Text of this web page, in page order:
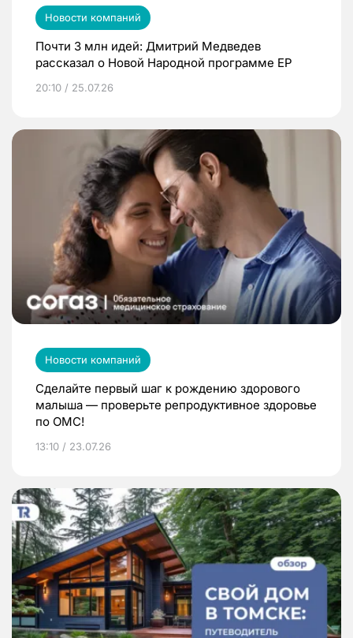
Новости компаний
Почти 3 млн идей: Дмитрий Медведев
рассказал о Новой Народной программе ЕР
20:10 / 25.07.26
Новости компаний
Сделайте первый шаг к рождению здорового
малыша — проверьте репродуктивное здоровье
по ОМС!
13:10 / 23.07.26